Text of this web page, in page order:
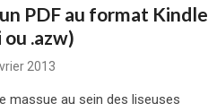
PDF au format Kindle
ou .azw)
2013
massue au sein des liseuses